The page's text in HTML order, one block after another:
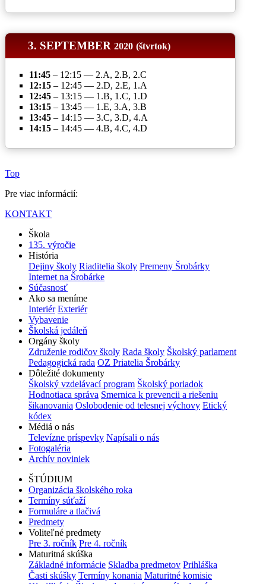
3. SEPTEMBER2020 (štvrtok)
11:45 – 12:15 — 2.A, 2.B, 2.C
12:15 – 12:45 — 2.D, 2.E, 1.A
12:45 – 13:15 — 1.B, 1.C, 1.D
13:15 – 13:45 — 1.E, 3.A, 3.B
13:45 – 14:15 — 3.C, 3.D, 4.A
14:15 – 14:45 — 4.B, 4.C, 4.D
Top
Pre viac informácií:
KONTAKT
Škola
135. výročie
História
Dejiny školy Riaditelia školy Premeny Šrobárky
Internet na Šrobárke
Súčasnosť
Ako sa meníme
Interiér Exteriér
Vybavenie
Školská jedáleň
Orgány školy
Združenie rodičov školy Rada školy Školský parlament
Pedagogická rada OZ Priatelia Šrobárky
Dôležité dokumenty
Školský vzdelávací program Školský poriadok
Hodnotiaca správa Smernica k prevencii a riešeniu
šikanovania Oslobodenie od telesnej výchovy Etický
kódex
Médiá o nás
Televízne príspevky Napísali o nás
Fotogaléria
Archív noviniek
ŠTÚDIUM
Organizácia školského roka
Termíny súťaží
Formuláre a tlačivá
Predmety
Voliteľné predmety
Pre 3. ročník Pre 4. ročník
Maturitná skúška
Základné informácie Skladba predmetov Prihláška
Časti skúšky Termíny konania Maturitné komisie